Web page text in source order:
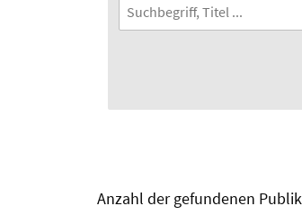
Anzahl der gefundenen